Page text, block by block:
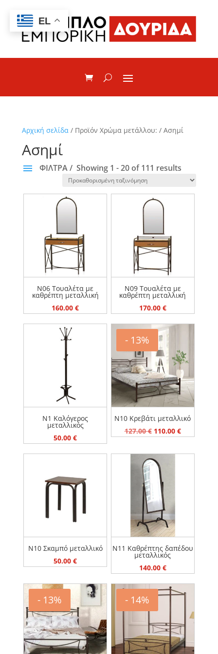
Αρχική σελίδα/ Προϊόν Χρώμα μετάλλου: / Ασημί
Ασημί
ΦΙΛΤΡΑ Showing 1 - 20 of 111 results
ΕΠΙΠΛΑ
ΜΕΤΑΛΛΙΚΑ ΚΡΕΒΑΤΙΑ
ΠΡΟΣΦΟΡΕΣ
ΣΤΡΩΜΑΤΑ
50 € 650 €
N06 Τουαλέτα με
καθρέπτη μεταλλική
160.00€
N09 Τουαλέτα με
καθρέπτη μεταλλική
170.00 €
N1 Καλόγερος
μεταλλικός
50.00€
- 13%
N10 Κρεβάτι μεταλλικό
127.00€ Original
was:
127.00 €.
110.00 €Η
τιμή
N10 Σκαμπό μεταλλικό
50.00€
N11 Καθρέπτης δαπέδου
μεταλλικός
140.00 €
- 13% - 14%
EL